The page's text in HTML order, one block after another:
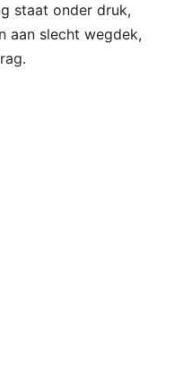
staat onder druk,
aan slecht wegdek,